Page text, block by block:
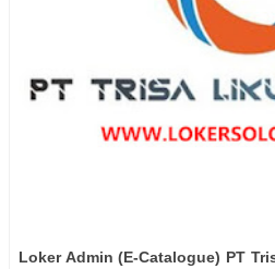
Loker Admin (E-Catalogue) PT